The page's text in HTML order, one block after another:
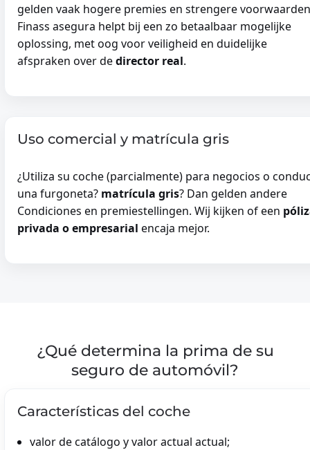
gelden vaak hogere premies en strengere
Finass asegura helpt bij een zo betaalbaar mogelijke
oplossing, met oog voor veiligheid en duidelijke
afspraken over dedirector real.
Uso comercial y matrícula gris
¿Utiliza su coche (parcialmente) para negocios o
una furgoneta? matrícula gris? Dan gelden andere
Condiciones en premiestellingen. Wij kijken of een
privada o empresarial encaja mejor.
¿Qué determina la prima de su
seguro de automóvil?
Características del coche
valor de catálogo y valor actual actual;